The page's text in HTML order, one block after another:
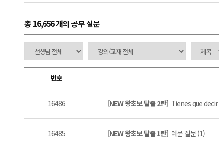
총 16,656 개의 공부 질문
번호
16486 [NEW 왕초보 탈출 2탄] Tienes que
16485 [NEW 왕초보 탈출 1탄] 예문 질문 (1)